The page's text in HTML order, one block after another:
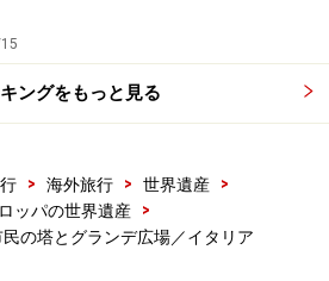
の塔がトッレ・チヴィカ。八角形の
だ
の塔」を意味する。
ランコの設計で、1179年にロマネ
ングをもっと見る
> 海外旅行 > 世界遺産
>
ッパの世界遺産
>
の塔とグランデ広場／イタリア